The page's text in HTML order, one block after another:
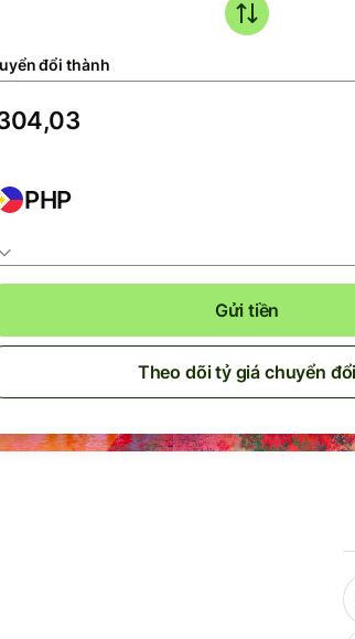
đổi thành
PHP
Gửi tiền
Theo dõi tỷ giá chuyển đổi